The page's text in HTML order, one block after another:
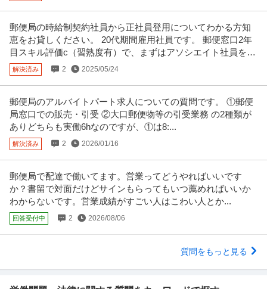
郵便局の時給制契約社員から正社員登用についてわかる方知
恵をお貸しください。 20代期間雇用社員です。 郵便窓口2年
目スキル評価c（習熟度有）で、まずはアソシエイト社員を目
指しています。
解決済み 2 2025/05/24
郵便局のアルバイトパート求人についての質問です。 ①郵便
局窓口での販売・引受 ②大口郵便物等の引受業務 の2種類が
ありどちらも実働6hなのですが、①は8:...
解決済み 2 2026/01/16
郵便局で配達で働いてます。営業ってどうやればいいです
か？書留で対面だけどサインもらってもいつ薦めればいいか
わからないです。営業成績がすごい人はこわい人とか...
回答受付中 2 2026/08/06
質問をもっと見る